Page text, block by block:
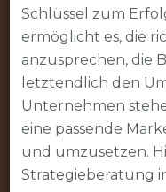
Schlüssel zum
ermöglicht es, die
anzusprechen, die
letztendlich den
Unternehmen
eine passende
und umzusetzen.
Strategieberatung